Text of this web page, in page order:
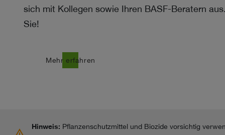
sich mit Kollegen sowie Ihren BASF-Beratern
Sie!
Mehr erfahren
Hinweis: Pflanzenschutzmittel und Biozide vorsichtig